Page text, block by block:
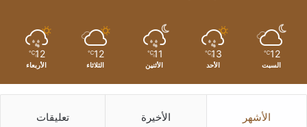
12
℃
السبت
13
℃
الأحد
11
℃
الأثنين
12
℃
الثلاثاء
12
℃
الأربعاء
الأشهر الأخيرة تعليقات